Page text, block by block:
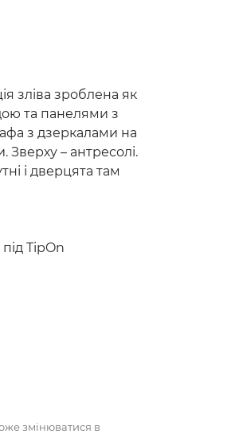
зліва зроблена як
та панелями з
з дзеркалами на
– антресолі.
і дверцята там
TipOn
змінюватися в